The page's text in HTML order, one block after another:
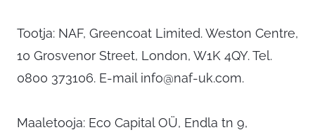
Tootja: NAF, Greencoat Limited. Weston Centre,
10 Grosvenor Street, London, W1K 4QY. Tel.
0800 373106. E-mail info@naf-uk.com.
Maaletooja: Eco Capital OÜ, Endla tn 9,